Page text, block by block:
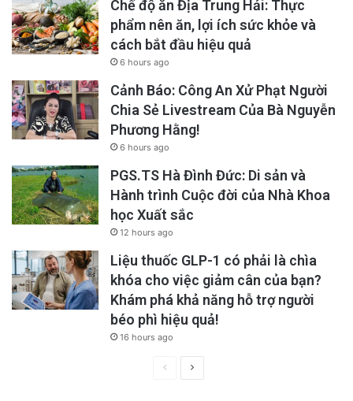
Chế độ ăn Địa Trung Hải: Thực
phẩm nên ăn, lợi ích sức khỏe và
cách bắt đầu hiệu quả
6 hours ago
Cảnh Báo: Công An Xử Phạt Người
Chia Sẻ Livestream Của Bà Nguyễn
Phương Hằng!
6 hours ago
PGS.TS Hà Đình Đức: Di sản và
Hành trình Cuộc đời của Nhà Khoa
học Xuất sắc
12 hours ago
Liệu thuốc GLP-1 có phải là chìa
khóa cho việc giảm cân của bạn?
Khám phá khả năng hỗ trợ người
béo phì hiệu quả!
16 hours ago
PreviousNext